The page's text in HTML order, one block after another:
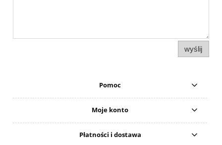
wyślij
Pomoc
Moje konto
Płatności i dostawa